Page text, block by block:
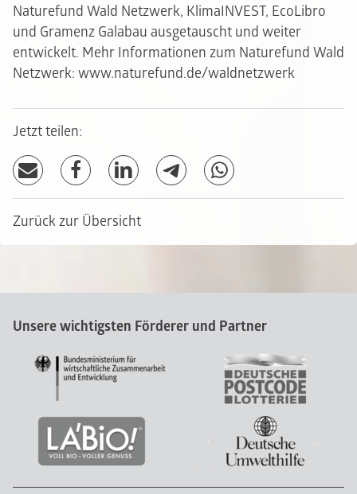
Naturefund Wald Netzwerk, KlimaINVEST, EcoLibro
und Gramenz Galabau ausgetauscht und weiter
entwickelt. Mehr Informationen zum Naturefund Wald
Netzwerk: www.naturefund.de/waldnetzwerk
Jetzt teilen:
Zurück zur Übersicht
Unsere wichtigsten Förderer und Partner